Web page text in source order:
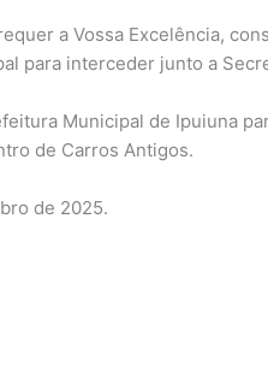
a Vossa Excelência,
para interceder junto a
Municipal de Ipuiuna
de Carros Antigos.
de 2025.